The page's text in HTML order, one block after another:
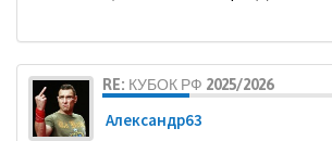
RE: КУБОК РФ 2025/2026
Александр63